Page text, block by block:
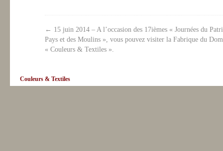
← 15 juin 2014 – A l’occasion des 17ièmes « Journées du
Pays et des Moulins », vous pouvez visiter la Fabrique du
« Couleurs & Textiles ».
Couleurs & Textiles